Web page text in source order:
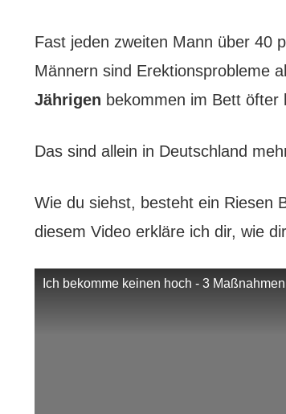
Fast jeden zweiten Mann über 40
Männern sind Erektionsprobleme
Jährigen bekommen im Bett öfter
Das sind allein in Deutschland
Wie du siehst, besteht ein Riesen
diesem Video erkläre ich dir, wie
Ich bekomme keinen hoch - 3